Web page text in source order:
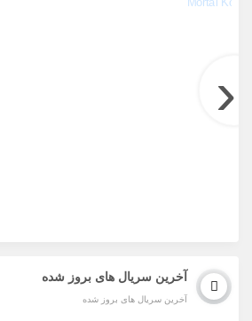
‹
آخرین سریال های بروز شده
آخرین سریال های بروز شده